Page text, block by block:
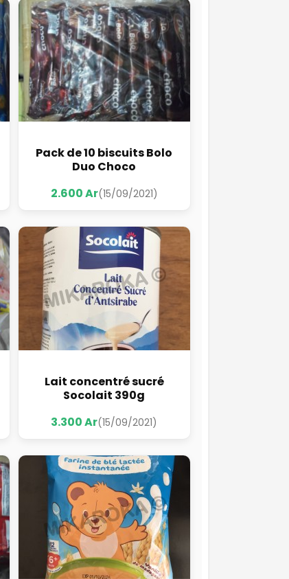
Pack de 10 biscuits Bolo
Duo Choco
2.600 Ar(15/09/2021)
Lait concentré sucré
Socolait 390g
3.300 Ar(15/09/2021)